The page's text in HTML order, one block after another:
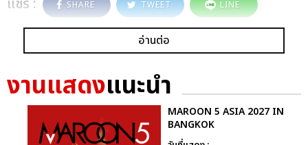
แชร์ : SHARE TWEET LINE
อ่านต่อ
งานแสดงแนะนำ
MAROON 5 ASIA 2027 IN
BANGKOK